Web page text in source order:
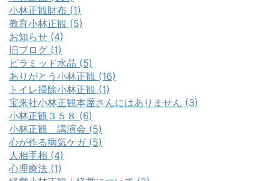
小林正観財布 (1)
教育小林正観 (5)
お知らせ (4)
旧ブログ (1)
ピラミッド水晶 (5)
ありがとう小林正観 (16)
トイレ掃除小林正観 (1)
宝来社小林正観本屋さんにはありません (3)
小林正観３５８ (6)
小林正観 講演会 (5)
心が作る病気ケガ (5)
人相手相 (4)
心理療法 (1)